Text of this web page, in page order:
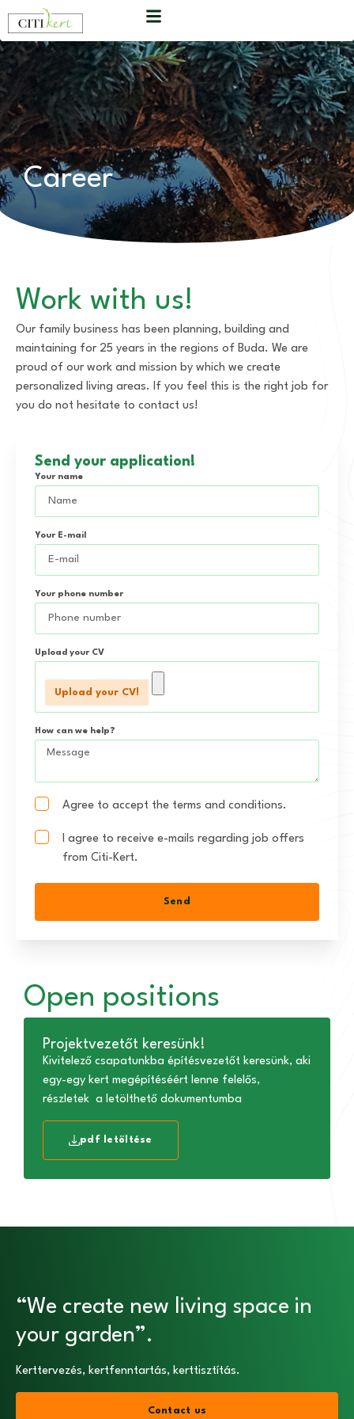
Career
Work with us!
Our family business has been planning, building and
maintaining for 25 years in the regions of Buda. We are
proud of our work and mission by which we create
personalized living areas. If you feel this is the right job for
you do not hesitate to contact us!
Send your application!
Your name
Your E-mail
Your phone number
Upload your CV
How can we help?
Agree to accept the terms and conditions.
I agree to receive e-mails regarding job offers
from Citi-Kert.
Send
Open positions
Projektvezetőt keresünk!
Kivitelező csapatunkba építésvezetőt keresünk, aki
egy-egy kert megépítéséért lenne felelős,
részletek a letölthető dokumentumba
pdf letöltése
“We create new living space in
your garden”.
Kerttervezés, kertfenntartás, kerttisztítás.
Contact us